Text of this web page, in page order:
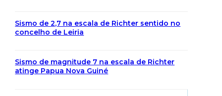
Sismo de 2,7 na escala de Richter sentido no
concelho de Leiria
Sismo de magnitude 7 na escala de Richter
atinge Papua Nova Guiné